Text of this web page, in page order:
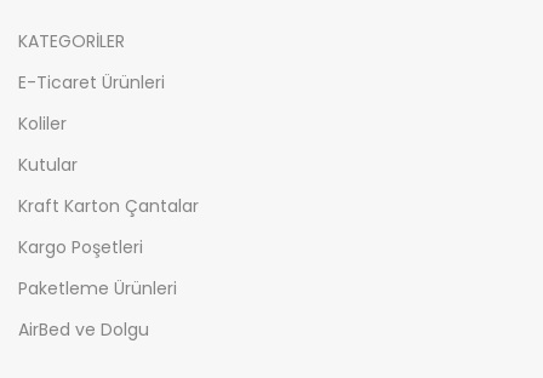
KATEGORİLER
E-Ticaret Ürünleri
Koliler
Kutular
Kraft Karton Çantalar
Kargo Poşetleri
Paketleme Ürünleri
AirBed ve Dolgu